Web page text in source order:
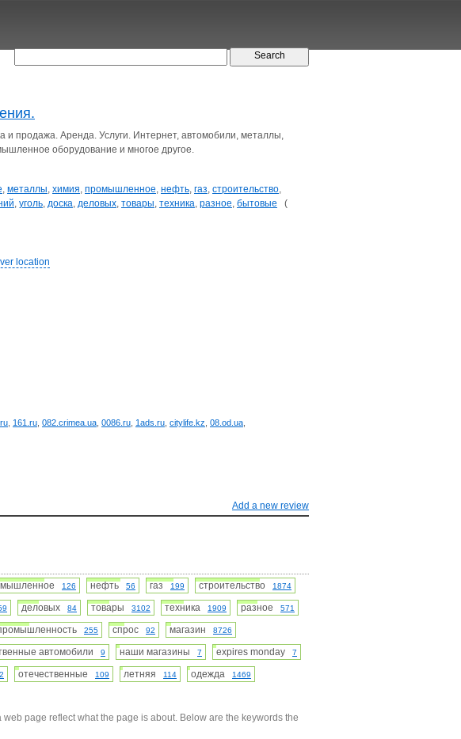
и продажа. Аренда. Услуги. Интернет, автомобили, металлы,
оборудование и многое другое.
, металлы, химия, промышленное, нефть, газ, строительство,
, уголь, доска, деловых, товары, техника, разное, бытовые (
location
161.ru 082.crimea.ua 0086.ru 1ads.ru citylife.kz 08.od.ua
Add a new review
126 нефть 56 газ 199 строительство 1874
деловых 84 товары 3102 техника 1909 разное 571
255 спрос 92 магазин 8726
автомобили 9 наши магазины 7 expires monday 7
отечественные 109 летняя 114 одежда 1469
page reflect what the page is about. Below are the keywords the